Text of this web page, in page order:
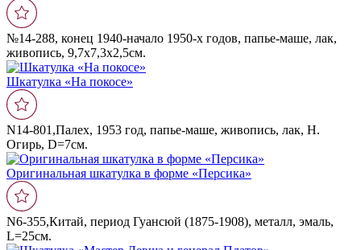
№14-288, конец 1940-начало 1950-х годов, папье-маше, лак,
живопись, 9,7х7,3х2,5см.
Шкатулка «На покосе»
N14-801,Палех, 1953 год, папье-маше, живопись, лак, Н.
Огирь, D=7см.
Оригинальная шкатулка в форме «Персика»
N6-355,Китай, период Гуансюй (1875-1908), металл, эмаль,
L=25см.